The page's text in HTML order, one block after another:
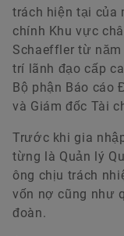
trách hiện tại của
chính Khu vực
Schaeffler từ
trí lãnh đạo cấp
Bộ phận Báo cáo
và Giám đốc Tài
Trước khi gia
từng là Quản lý
ông chịu trách
vốn nợ cũng như
đoàn.